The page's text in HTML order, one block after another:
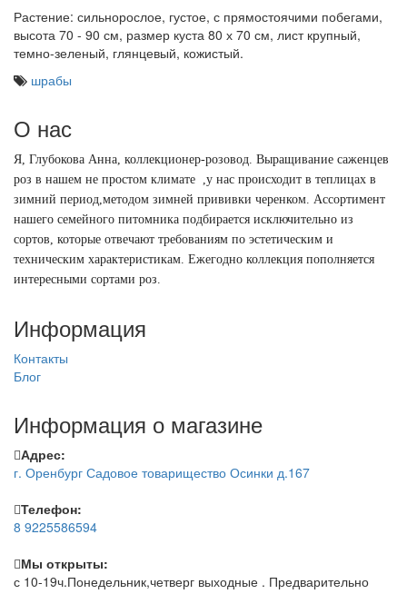
Растение: сильнорослое, густое, с прямостоячими побегами,
высота 70 - 90 см, размер куста 80 х 70 см, лист крупный,
темно-зеленый, глянцевый, кожистый.
шрабы
О нас
Я, Глубокова Анна, коллекционер-розовод. Выращивание саженцев
роз в нашем не простом климате ,у нас происходит в теплицах в
зимний период,методом зимней прививки черенком. Ассортимент
нашего семейного питомника подбирается исключительно из
сортов, которые отвечают требованиям по эстетическим и
техническим характеристикам. Ежегодно коллекция пополняется
интересными сортами роз.
Информация
Контакты
Блог
Информация о магазине
Адрес:
г. Оренбург Садовое товарищество Осинки д.167
Телефон:
8 9225586594
Мы открыты:
с 10-19ч.Понедельник,четверг выходные . Предварительно